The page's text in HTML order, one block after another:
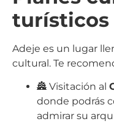
turísticos
Adeje es un lugar
cultural. Te
🏯 Visitación al
donde podrás
admirar su